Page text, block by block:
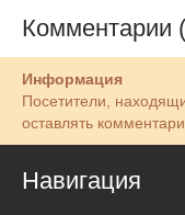
Комментарии
Информация
Посетители,
оставлять
Навигация